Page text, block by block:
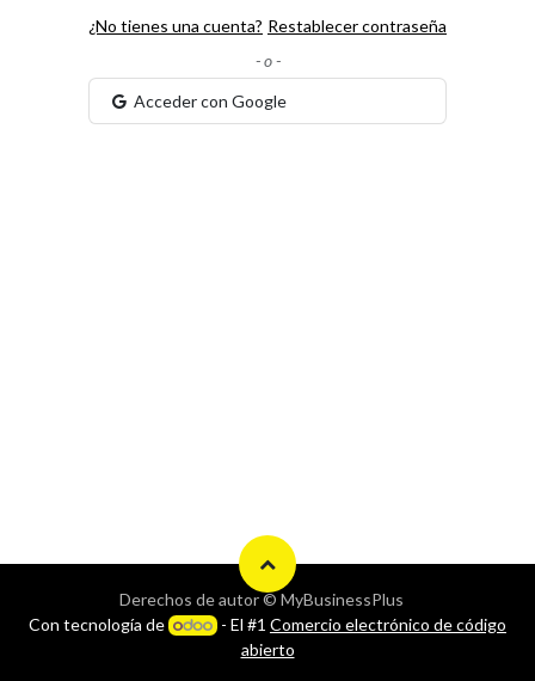
¿No tienes una cuenta? Restablecer contraseña
- o -
Acceder con Google
Derechos de autor © MyBusinessPlus
Con tecnología de
- El #1 Comercio electrónico de código
abierto